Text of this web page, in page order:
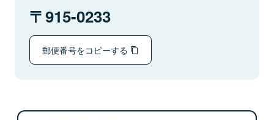
915-0233
郵便番号をコピーする